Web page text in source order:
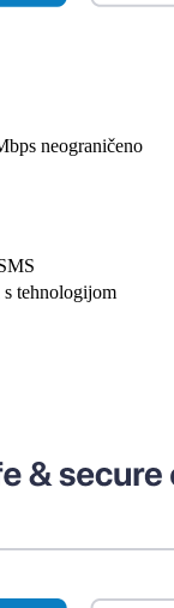
neograničeno
tehnologijom